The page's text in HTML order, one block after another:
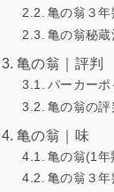
亀の翁３年
亀の翁秘蔵
亀の翁｜評判
パーカーポ
亀の翁の評
亀の翁｜味
亀の翁(1年
亀の翁３年